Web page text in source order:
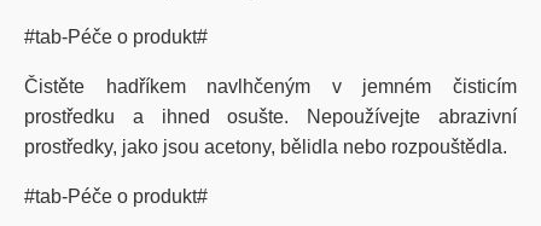
#tab-Péče o produkt#
Čistěte hadříkem navlhčeným v jemném čisticím
prostředku a ihned osušte. Nepoužívejte abrazivní
prostředky, jako jsou acetony, bělidla nebo rozpouštědla.
#tab-Péče o produkt#